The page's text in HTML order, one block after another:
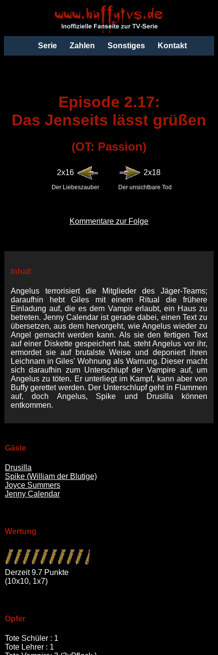
Serie Zahlen Sonstiges Kontakt
Episode 2.17:
Das Jenseits lässt grüßen
(OT: Passion)
2x16 2x18
Der Liebeszauber Der unsichtbare Tod
Kommentare zur Folge
Inhalt
Angelus terrorisiert die Mitglieder des Jäger-Teams;
daraufhin hebt Giles mit einem Ritual die frühere
Einladung auf, die es dem Vampir erlaubt, ein Haus zu
betreten. Jenny Calendar ist gerade dabei, einen Text zu
übersetzen, aus dem hervorgeht, wie Angelus wieder zu
Angel gemacht werden kann. Als sie den fertigen Text
auf einer Diskette gespeichert hat, steht Angelus vor ihr,
ermordet sie auf brutalste Weise und deponiert ihren
Leichnam in Giles' Wohnung als Warnung. Dieser macht
sich daraufhin zum Unterschlupf der Vampire auf, um
Angelus zu töten. Er unterliegt im Kampf, kann aber von
Buffy gerettet werden. Der Unterschlupf geht in Flammen
auf, doch Angelus, Spike und Drusilla können
entkommen.
Gäste
Drusilla
Spike (William der Blutige)
Joyce Summers
Jenny Calendar
Wertung
Derzeit 9.7 Punkte
(10x10, 1x7)
Opfer
Tote Schüler : 1
Tote Lehrer : 1